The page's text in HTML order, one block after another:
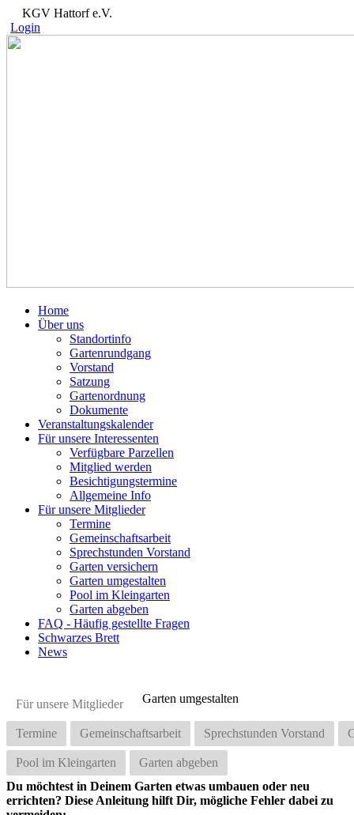
KGV Hattorf e.V.
Login
Home
Über uns
Standortinfo
Gartenrundgang
Vorstand
Satzung
Gartenordnung
Dokumente
Veranstaltungskalender
Für unsere Interessenten
Verfügbare Parzellen
Mitglied werden
Besichtigungstermine
Allgemeine Info
Für unsere Mitglieder
Termine
Gemeinschaftsarbeit
Sprechstunden Vorstand
Garten versichern
Garten umgestalten
Pool im Kleingarten
Garten abgeben
FAQ - Häufig gestellte Fragen
Schwarzes Brett
News
Für unsere Mitglieder
Termine Gemeinschaftsarbeit Sprechstunden Vorstand
Pool im Kleingarten Garten abgeben
Garten umgestalten
Du möchtest in Deinem Garten etwas umbauen oder neu
errichten? Diese Anleitung hilft Dir, mögliche Fehler dabei zu